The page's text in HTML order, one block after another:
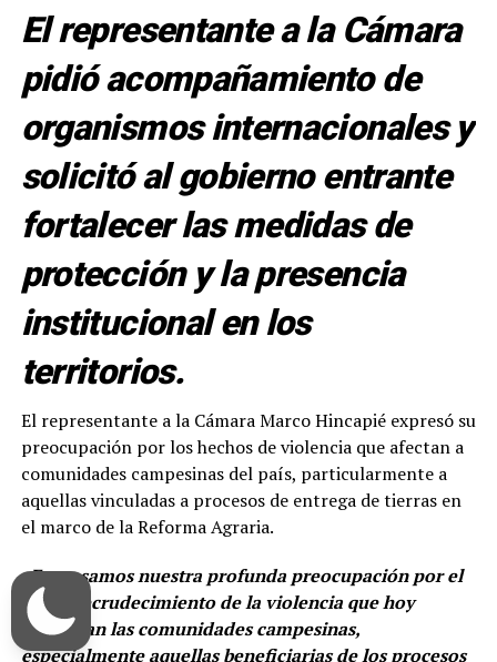
El representante a la Cámara
pidió acompañamiento de
organismos internacionales y
solicitó al gobierno entrante
fortalecer las medidas de
protección y la presencia
institucional en los
territorios.
El representante a la Cámara Marco Hincapié expresó su
preocupación por los hechos de violencia que afectan a
comunidades campesinas del país, particularmente a
aquellas vinculadas a procesos de entrega de tierras en
el marco de la Reforma Agraria.
«Expresamos nuestra profunda preocupación por el
grave recrudecimiento de la violencia que hoy
enfrentan las comunidades campesinas,
especialmente aquellas beneficiarias de los procesos